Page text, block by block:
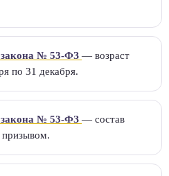
закона № 53-ФЗ — возраст
по 31 декабря.
закона № 53-ФЗ — состав
призывом.